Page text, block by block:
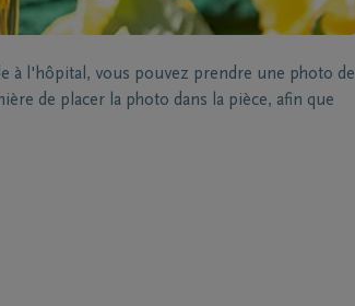
à l'hôpital, vous pouvez prendre une photo de
de placer la photo dans la pièce, afin que